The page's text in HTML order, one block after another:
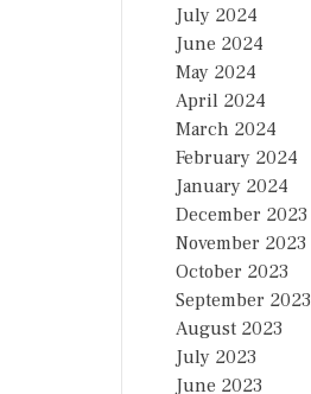
July 2024
June 2024
May 2024
April 2024
March 2024
February 2024
January 2024
December 2023
November 2023
October 2023
September 2023
August 2023
July 2023
June 2023